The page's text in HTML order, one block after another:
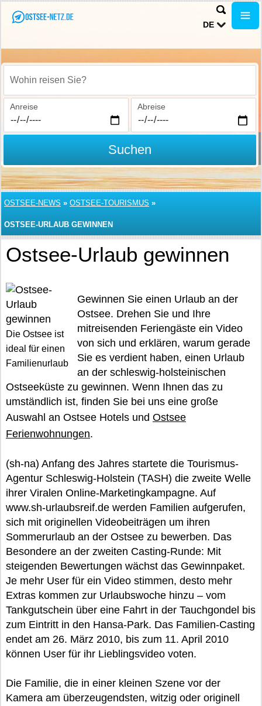
DE
Wohin reisen Sie?
Anreise Abreise
Suchen
OSTSEE-NEWS » OSTSEE-TOURISMUS »
OSTSEE-URLAUB GEWINNEN
Ostsee-Urlaub gewinnen
Die Ostsee ist
ideal für einen
Familienurlaub
Gewinnen Sie einen Urlaub an der
Ostsee. Drehen Sie und Ihre
mitreisenden Feriengäste ein Video
von sich und erklären, warum gerade
Sie es verdient haben, einen Urlaub
an der schleswig-holsteinischen
Ostseeküste zu gewinnen. Wenn Ihnen das zu
umständlich ist, finden Sie bei uns eine große
Auswahl an Ostsee Hotels und Ostsee
Ferienwohnungen.
(sh-na) Anfang des Jahres startete die Tourismus-
Agentur Schleswig-Holstein (TASH) die zweite Welle
ihrer Viralen Online-Marketingkampagne. Auf
www.sh-urlaubsreif.de werden Familien aufgerufen,
sich mit originellen Videobeiträgen um ihren
Sommerurlaub an der Ostsee zu bewerben. Das
Besondere an der zweiten Casting-Runde: Mit
steigenden Bewertungen wächst das Gewinnpaket.
Je mehr User für ein Video stimmen, desto mehr
Extras kommen zur Urlaubswoche hinzu – vom
Tankgutschein über eine Fahrt in der Tauchgondel bis
zum Eintritt in den Hansa-Park. Das Familien-Casting
endet am 26. März 2010, bis zum 11. April 2010
können User für ihr Lieblingsvideo voten.
Die Familie, die in einer kleinen Szene vor der
Kamera am überzeugendsten, witzig oder originell